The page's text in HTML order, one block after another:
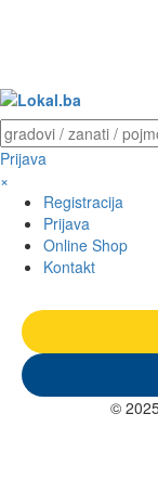
Prijava
×
Registracija
Prijava
Online Shop
Kontakt
©